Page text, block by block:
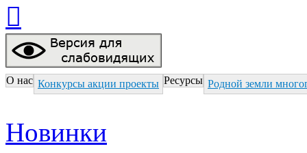

О нас Конкурсы акции проекты Ресурсы Родной земли
Новинки